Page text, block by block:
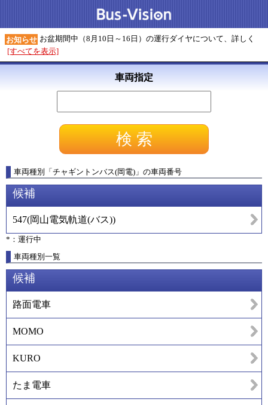
お知らせ お盆期間中（8月10日～16日）の運行ダイヤについて、詳しく
[すべてを表示]
車両指定
車両種別 「チャギントンバス(岡電) 」 の車両番号
候補
547(岡山電気軌道(バス))
*：運行中
車両種別一覧
候補
路面電車
MOMO
KURO
たま電車